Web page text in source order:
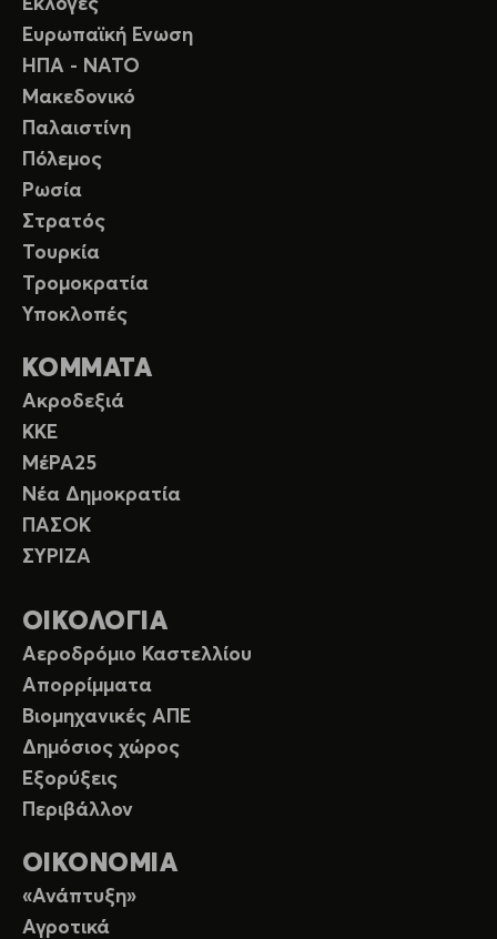
Ευρωπαϊκή Ενωση
ΗΠΑ - ΝΑΤΟ
Μακεδονικό
Παλαιστίνη
Πόλεμος
Ρωσία
Στρατός
Τουρκία
Τρομοκρατία
Υποκλοπές
ΚΟΜΜΑΤΑ
Ακροδεξιά
ΚΚΕ
ΜέΡΑ25
Νέα Δημοκρατία
ΠΑΣΟΚ
ΣΥΡΙΖΑ
ΟΙΚΟΛΟΓΙΑ
Αεροδρόμιο Καστελλίου
Απορρίμματα
Βιομηχανικές ΑΠΕ
Δημόσιος χώρος
Εξορύξεις
Περιβάλλον
ΟΙΚΟΝΟΜΙΑ
«Ανάπτυξη»
Αγροτικά